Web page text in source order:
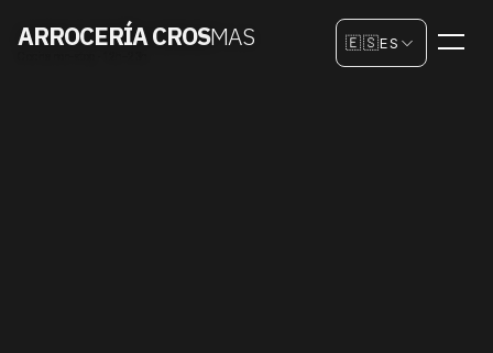
ARROCERÍA CROSMAS Elegir idioma
🇪🇸ES